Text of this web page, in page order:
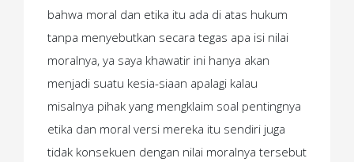
bahwa moral dan etika itu ada di atas hukum
tanpa menyebutkan secara tegas apa isi nilai
moralnya, ya saya khawatir ini hanya akan
menjadi suatu kesia-siaan apalagi kalau
misalnya pihak yang mengklaim soal pentingnya
etika dan moral versi mereka itu sendiri juga
tidak konsekuen dengan nilai moralnya tersebut